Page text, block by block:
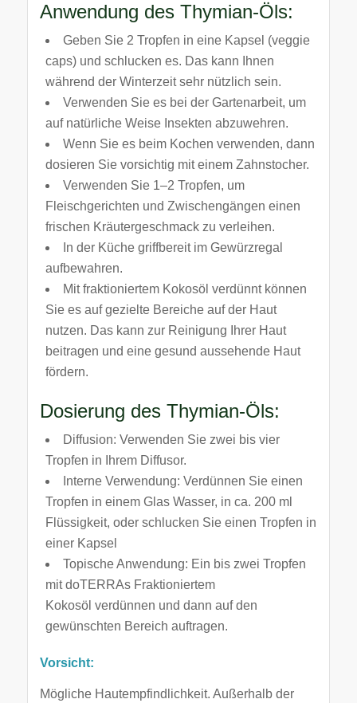
Anwendung des Thymian-Öls:
Geben Sie 2 Tropfen in eine Kapsel (veggie
caps) und schlucken es. Das kann Ihnen
während der Winterzeit sehr nützlich sein.
Verwenden Sie es bei der Gartenarbeit, um
auf natürliche Weise Insekten abzuwehren.
Wenn Sie es beim Kochen verwenden, dann
dosieren Sie vorsichtig mit einem Zahnstocher.
Verwenden Sie 1–2 Tropfen, um
Fleischgerichten und Zwischengängen einen
frischen Kräutergeschmack zu verleihen.
In der Küche griffbereit im Gewürzregal
aufbewahren.
Mit fraktioniertem Kokosöl verdünnt können
Sie es auf gezielte Bereiche auf der Haut
nutzen. Das kann zur Reinigung Ihrer Haut
beitragen und eine gesund aussehende Haut
fördern.
Dosierung des Thymian-Öls:
Diffusion: Verwenden Sie zwei bis vier
Tropfen in Ihrem Diffusor.
Interne Verwendung: Verdünnen Sie einen
Tropfen in einem Glas Wasser, in ca. 200 ml
Flüssigkeit, oder schlucken Sie einen Tropfen in
einer Kapsel
Topische Anwendung: Ein bis zwei Tropfen
mit doTERRAs Fraktioniertem
Kokosöl verdünnen und dann auf den
gewünschten Bereich auftragen.
Vorsicht:
Mögliche Hautempfindlichkeit. Außerhalb der